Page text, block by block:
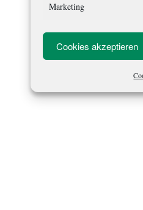
Marketing
Cookies akzeptieren